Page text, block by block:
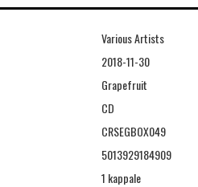
Various Artists
2018-11-30
Grapefruit
CD
CRSEGBOX049
5013929184909
1 kappale